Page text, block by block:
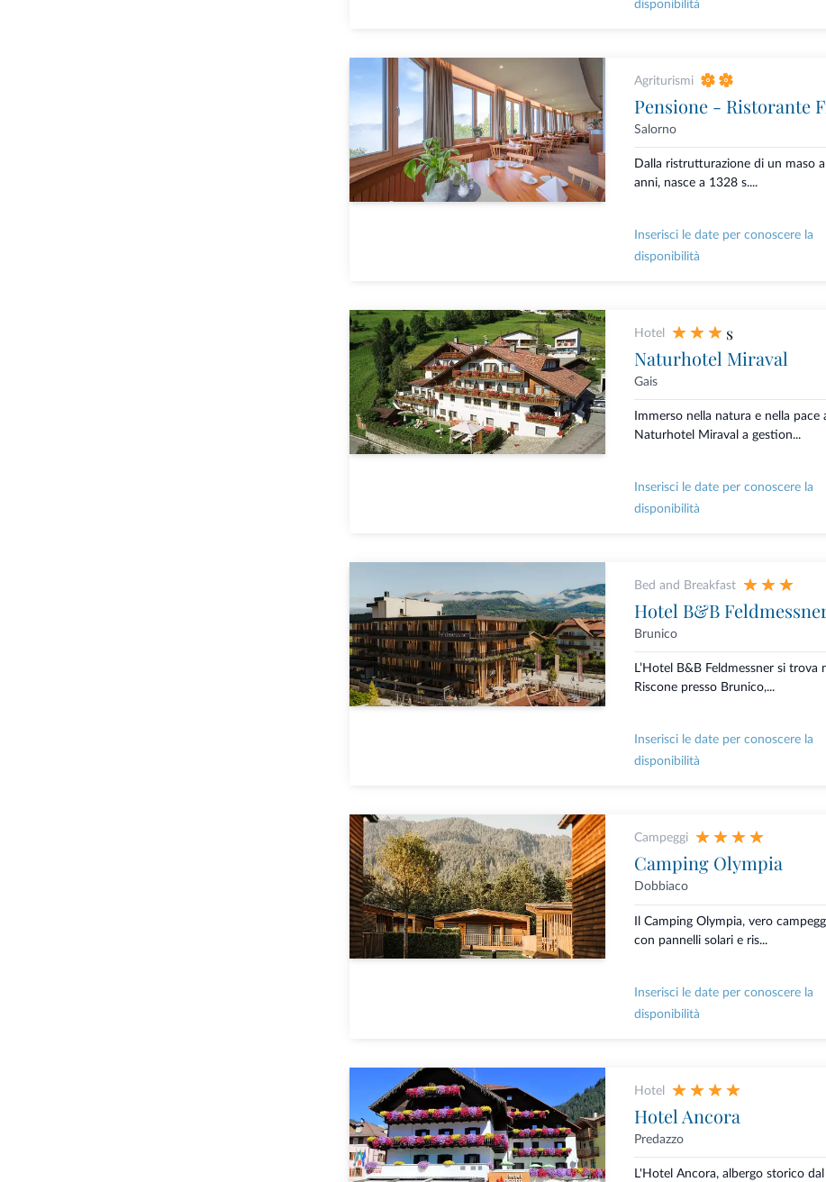
disponibilità
Agriturismi
Pensione - Ristorante
Salorno
Dalla ristrutturazione di un maso
anni, nasce a 1328 s....
Inserisci le date per conoscere la
disponibilità
Hotel s
Naturhotel Miraval
Gais
Immerso nella natura e nella pace
Naturhotel Miraval a gestion...
Inserisci le date per conoscere la
disponibilità
Bed and Breakfast
Hotel B&B
Brunico
L’Hotel B&B Feldmessner si trova
Riscone presso Brunico,...
Inserisci le date per conoscere la
disponibilità
Campeggi
Camping Olympia
Dobbiaco
Il Camping Olympia, vero
con pannelli solari e ris...
Inserisci le date per conoscere la
disponibilità
Hotel
Hotel Ancora
Predazzo
L'Hotel Ancora, albergo storico